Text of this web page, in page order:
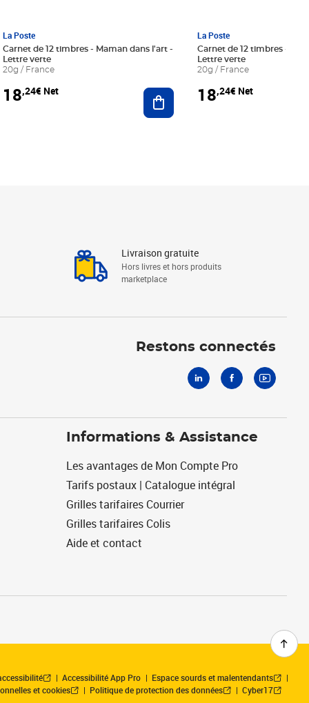
au panier
La Poste
Carnet de 12 timbres - Maman dans l'art -
Lettre verte
20g / France
18,24€ Net Ajouter au panier
La Poste
Carnet de 12 timbres - Le
Lettre verte
20g / France
18,24€ Net
Livraison gratuite
Hors livres et hors produits
marketplace
Restons connectés
Informations & Assistance
Les avantages de Mon Compte Pro
Tarifs postaux | Catalogue intégral
Grilles tarifaires Courrier
Grilles tarifaires Colis
Aide et contact
Accessibilité App Pro
Espace sourds et malentendants
et cookies
Politique de protection des données Cyber17